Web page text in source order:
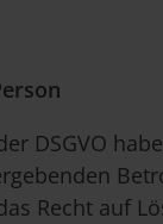
DSGVO
Recht auf